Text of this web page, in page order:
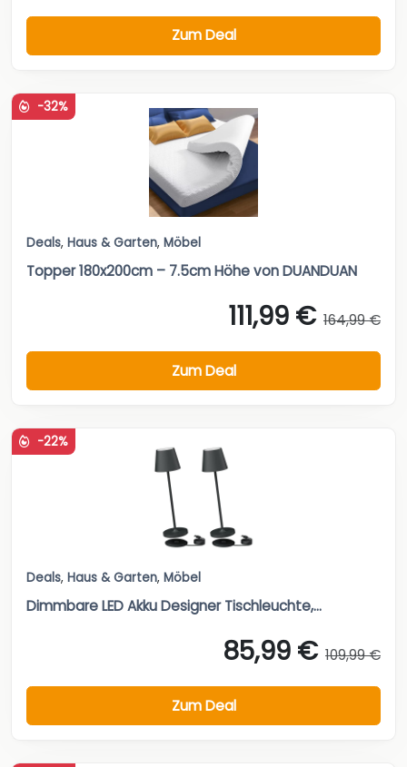
Zum Deal
-32%
Deals, Haus & Garten, Möbel
Topper 180x200cm – 7.5cm Höhe von DUANDUAN
111,99 € 164,99 €
Zum Deal
-22%
Deals, Haus & Garten, Möbel
Dimmbare LED Akku Designer Tischleuchte,...
85,99 € 109,99 €
Zum Deal